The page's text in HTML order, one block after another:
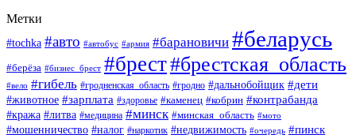
Метки
#tochka #авто #автобус #армия #барановичи #беларусь
#берёза #бизнес_брест #брест#брестская_область
#вело #гибель #гродненская_область #гродно #дальнобойщик #дети
#животное #зарплата #здоровье #каменец #кобрин #контрабанда
#кража #литва #медицина #минск #минская_область #мото
#мошенничество #налог #наркотик #недвижимость #очередь #пинск